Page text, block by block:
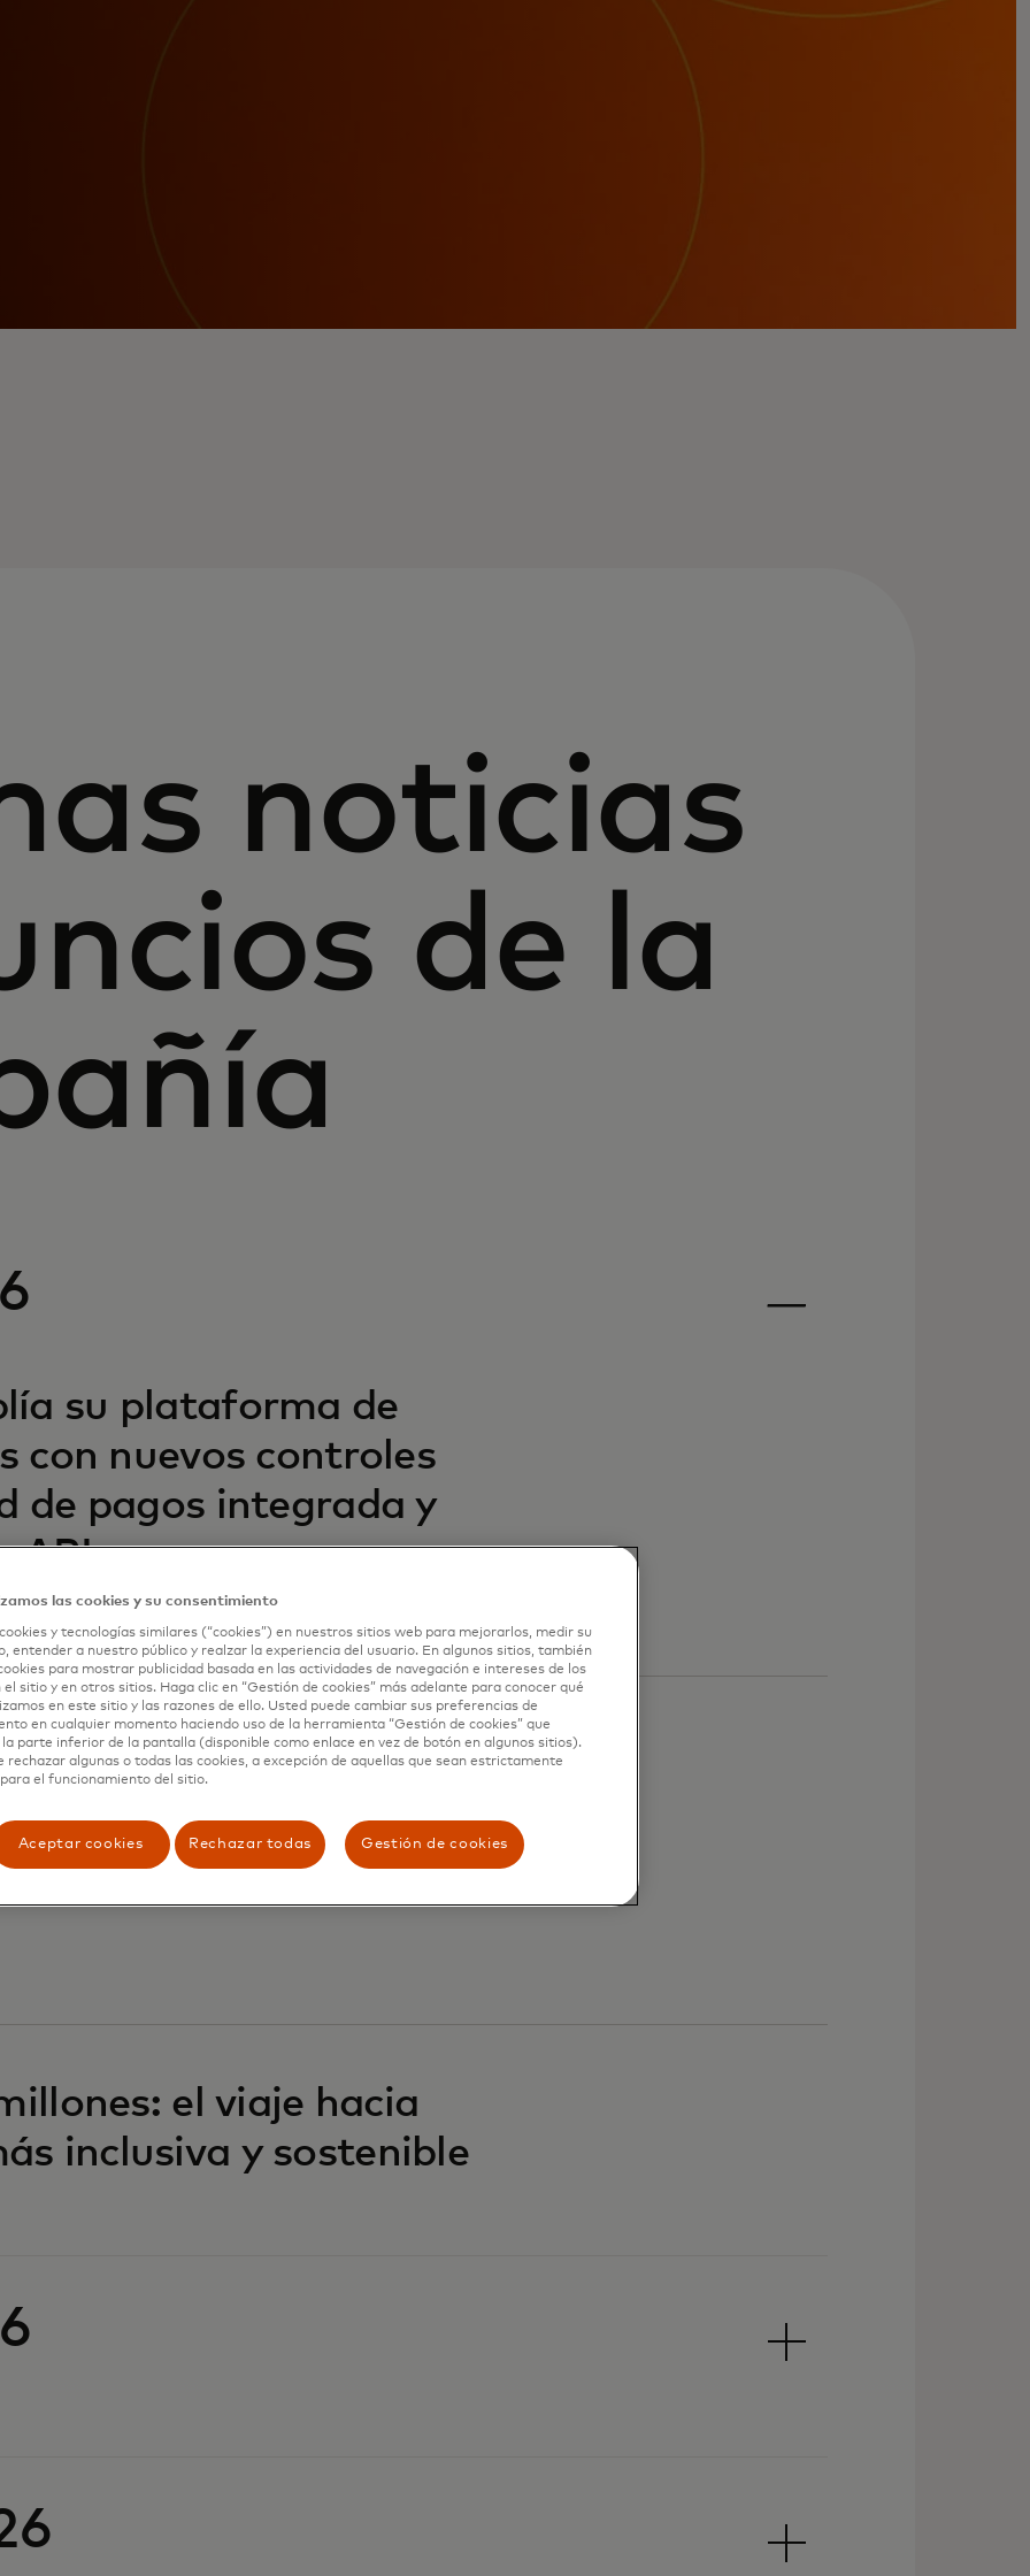
noticias
de la
su plataforma de
con nuevos controles
de pagos integrada y
API.
de crédito
la gestión de
y análisis en
el viaje hacia
inclusiva y sostenible
las cookies y su consentimiento
y tecnologías similares (“cookies”) en nuestros sitios web para mejorarlos, medir su
entender a nuestro público y realzar la experiencia del usuario. En algunos sitios, también
para mostrar publicidad basada en las actividades de navegación e intereses de los
el sitio y en otros sitios. Haga clic en “Gestión de cookies” más adelante para conocer qué
en este sitio y las razones de ello. Usted puede cambiar sus preferencias de
en cualquier momento haciendo uso de la herramienta “Gestión de cookies” que
la parte inferior de la pantalla (disponible como enlace en vez de botón en algunos sitios).
rechazar algunas o todas las cookies, a excepción de aquellas que sean estrictamente
el funcionamiento del sitio.
Aceptar cookies Rechazar todas Gestión de cookies